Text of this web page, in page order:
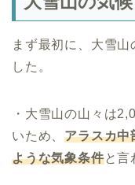
まず最初に、大雪
した。
・大雪山の山々は
いため、アラスカ中
ような気象条件と言